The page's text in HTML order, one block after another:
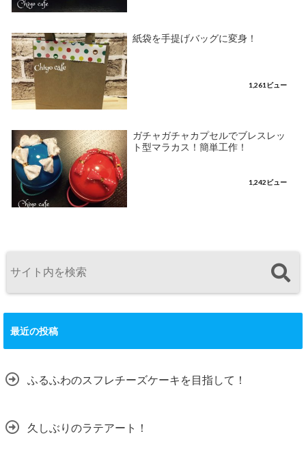
紙袋を手提げバッグに変身！
1,261ビュー
ガチャガチャカプセルでブレスレッ
ト型マラカス！簡単工作！
1,242ビュー
最近の投稿
ふるふわのスフレチーズケーキを目指して！
久しぶりのラテアート！